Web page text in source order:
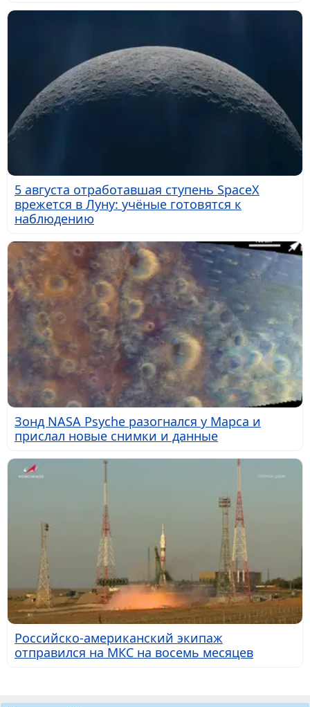
5 августа отработавшая ступень SpaceX
врежется в Луну: учёные готовятся к
наблюдению
Зонд NASA Psyche разогнался у Марса и
прислал новые снимки и данные
Российско-американский экипаж
отправился на МКС на восемь месяцев